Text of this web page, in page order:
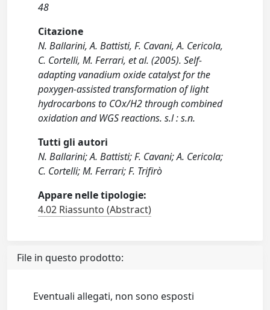
48
Citazione
N. Ballarini, A. Battisti, F. Cavani, A. Cericola,
C. Cortelli, M. Ferrari, et al. (2005). Self-
adapting vanadium oxide catalyst for the
poxygen-assisted transformation of light
hydrocarbons to COx/H2 through combined
oxidation and WGS reactions. s.l : s.n.
Tutti gli autori
N. Ballarini; A. Battisti; F. Cavani; A. Cericola;
C. Cortelli; M. Ferrari; F. Trifirò
Appare nelle tipologie:
4.02 Riassunto (Abstract)
File in questo prodotto:
Eventuali allegati, non sono esposti